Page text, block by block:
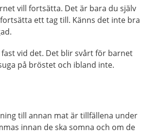
vill fortsätta. Det är bara du själv
ett tag till. Känns det inte bra
vid det. Det blir svårt för barnet
på bröstet och ibland inte.
till annan mat är tillfällena under
innan de ska somna och om de